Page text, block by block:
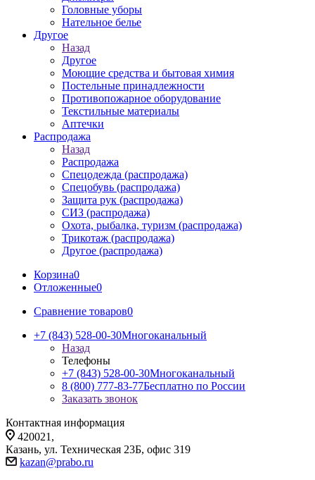
Головные уборы
Нательное белье
Другое
Назад
Другое
Моющие средства и бытовая химия
Постельные принадлежности
Противопожарное оборудование
Текстильные материалы
Аптечки
Распродажа
Назад
Распродажа
Спецодежда (распродажа)
Спецобувь (распродажа)
Защита рук (распродажа)
СИЗ (распродажа)
Охота, рыбалка, туризм (распродажа)
Трикотаж (распродажа)
Другое (распродажа)
Корзина0
Отложенные0
Сравнение товаров0
+7 (843) 528-00-30Многоканальный
Назад
Телефоны
+7 (843) 528-00-30Многоканальный
8 (800) 777-83-77Бесплатно по России
Заказать звонок
Контактная информация
420021,
Казань, ул. Техническая 23Б, офис 319
kazan@prabo.ru